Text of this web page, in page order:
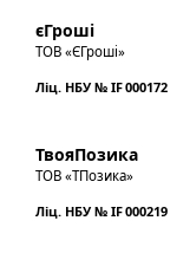
єГроші
ТОВ «ЄГроші»
Ліц. НБУ № IF 000172
ТвояПозика
ТОВ «ТПозика»
Ліц. НБУ № IF 000219